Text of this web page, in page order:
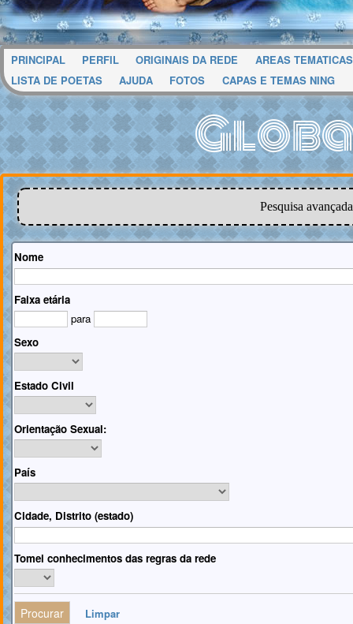
PRINCIPAL PERFIL ORIGINAIS DA REDE
AREAS TEMATICAS
LISTA DE POETAS
AJUDA FOTOS CAPAS E TEMAS NING
Pesquisa avançada
Nome
Faixa etária
para
Sexo
Estado Civil
Orientação Sexual:
País
Cidade, Distrito (estado)
Tomei conhecimentos das regras da rede
Limpar